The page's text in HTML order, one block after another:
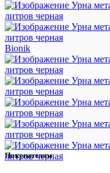
Bionik
Покупателям